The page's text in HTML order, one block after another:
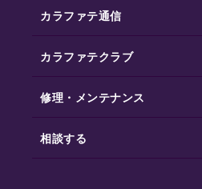
カラファテ通信
カラファテクラブ
修理・メンテナンス
相談する